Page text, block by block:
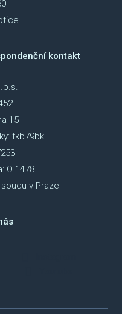
kontakt
15
fkb79bk
O 1478
v Praze